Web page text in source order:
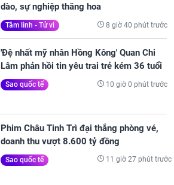
dào, sự nghiệp thăng hoa
Tâm linh - Tử vi 8 giờ 40 phút trước
'Đệ nhất mỹ nhân Hồng Kông' Quan Chi
Lâm phản hồi tin yêu trai trẻ kém 36 tuổi
Sao quốc tế 10 giờ 0 phút trước
Phim Châu Tinh Trì đại thắng phòng vé,
doanh thu vượt 8.600 tỷ đồng
Sao quốc tế 11 giờ 27 phút trước